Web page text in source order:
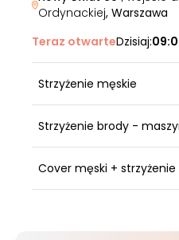
Ordynackiej, Warszawa
Teraz otwarteDzisiaj:
Strzyżenie męskie
Strzyżenie brody -
Cover męski + strzyżenie